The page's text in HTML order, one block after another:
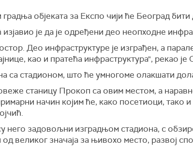
објеката за Експо чији ће Београд
је да је одређени део неопходне
Део инфраструктуре је изграђен, а
као и пратећа инфраструктура", рекао је
са стадионом, што ће умногоме олакшати
станицу Прокоп са овим местом, а
начин којим ће, како посетиоци, тако
задовољни изградњом стадиона, с
великог значаја за њивохо место, развој